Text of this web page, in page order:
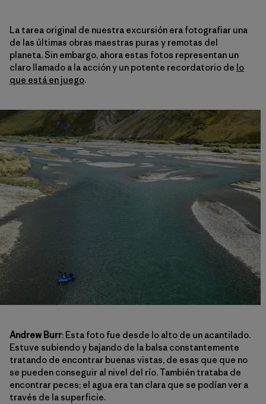
La tarea original de nuestra excursión era fotografiar una
de las últimas obras maestras puras y remotas del
planeta. Sin embargo, ahora estas fotos representan un
claro llamado a la acción y un potente recordatorio de lo
que está en juego.
Andrew Burr: Esta foto fue desde lo alto de un acantilado.
Estuve subiendo y bajando de la balsa constantemente
tratando de encontrar buenas vistas, de esas que que no
se pueden conseguir al nivel del río. También trataba de
encontrar peces; el agua era tan clara que se podían ver a
través de la superficie.